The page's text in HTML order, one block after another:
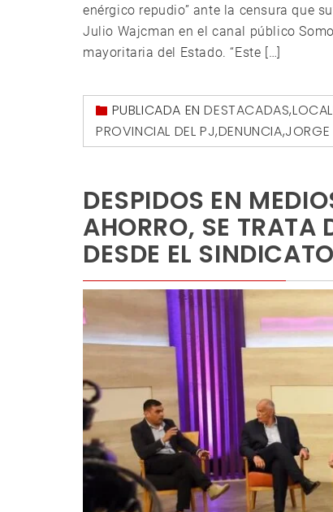
enérgico repudio” ante la censura que
Julio Wajcman en el canal público
mayoritaria del Estado. “Este […]
PUBLICADA ENDESTACADAS,
PROVINCIAL DEL PJ,DENUNCIA,
DESPIDOS EN
AHORRO, SE TRATA
DESDE EL